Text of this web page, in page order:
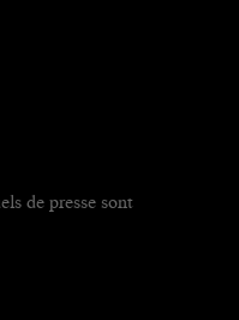
de presse sont